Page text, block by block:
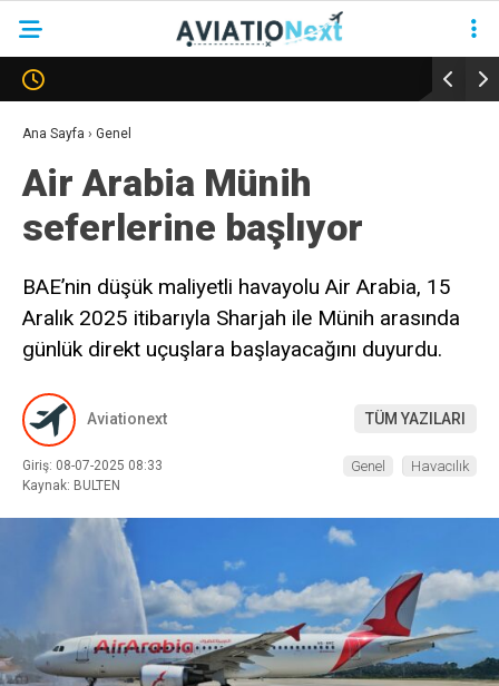
WhatsApp İhbar
Hattı
HAVACILIK
SAVUNMA
KADIN HAVACILAR
SÜRDÜRÜLEBILIRLIK
KÖŞE YAZILARI – COLUMNS
NEWS & INSIGHTS
Ana Sayfa › Genel
Air Arabia Münih
seferlerine başlıyor
BAE’nin düşük maliyetli havayolu Air Arabia, 15
Aralık 2025 itibarıyla Sharjah ile Münih arasında
günlük direkt uçuşlara başlayacağını duyurdu.
Aviationext TÜM YAZILARI
Giriş: 08-07-2025 08:33
Kaynak: BULTEN
Genel Havacılık